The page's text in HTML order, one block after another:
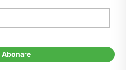
Abonare